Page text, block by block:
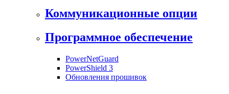
Коммуникационные опции
Программное обеспечение
PowerNetGuard
PowerShield 3
Обновления прошивок